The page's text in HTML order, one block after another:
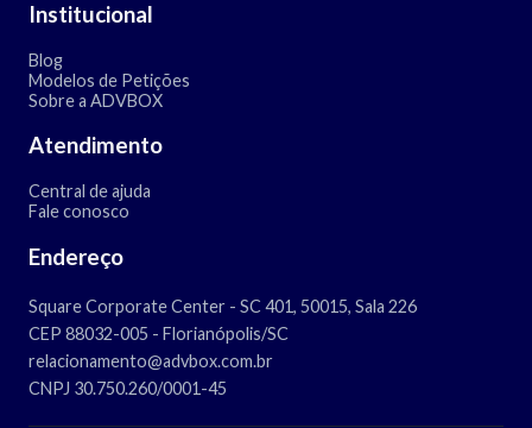
Institucional
Blog
Modelos de Petições
Sobre a ADVBOX
Atendimento
Central de ajuda
Fale conosco
Endereço
Square Corporate Center - SC 401, 50015, Sala 226
CEP 88032-005 - Florianópolis/SC
relacionamento@advbox.com.br
CNPJ 30.750.260/0001-45